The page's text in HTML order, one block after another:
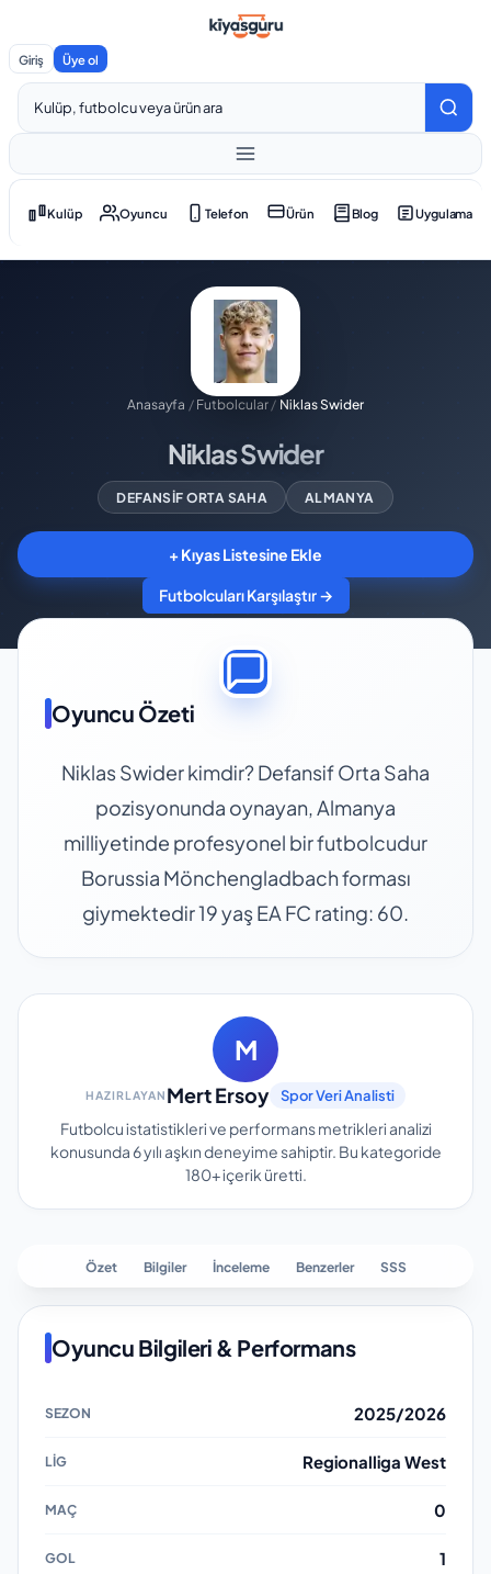
Giriş Üye ol
Kulüp Oyuncu Telefon Ürün Blog Uygulama
Anasayfa / Futbolcular / Niklas Swider
Niklas Swider
DEFANSIF ORTA SAHA ALMANYA
+ Kıyas Listesine Ekle
Futbolcuları Karşılaştır →
Oyuncu Özeti
Niklas Swider kimdir? Defansif Orta Saha
pozisyonunda oynayan, Almanya
milliyetinde profesyonel bir futbolcudur
Borussia Mönchengladbach forması
giymektedir 19 yaş EA FC rating: 60.
M
HAZIRLAYAN Mert Ersoy Spor Veri Analisti
Futbolcu istatistikleri ve performans metrikleri analizi
konusunda 6 yılı aşkın deneyime sahiptir. Bu kategoride
180+içerik üretti.
Özet Bilgiler İnceleme Benzerler SSS
Oyuncu Bilgileri & Performans
2025/2026
Regionalliga West
0
1